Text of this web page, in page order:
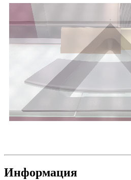
Информация